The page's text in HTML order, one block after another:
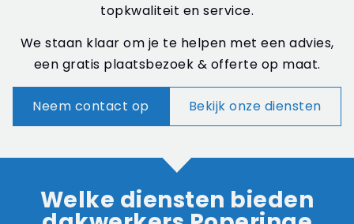
topkwaliteit en service.
We staan klaar om je te helpen met een advies,
een gratis plaatsbezoek & offerte op maat.
Neem contact op Bekijk onze diensten
Welke diensten bieden